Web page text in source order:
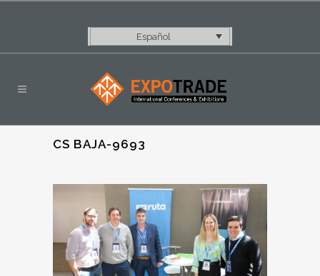
Español
CS BAJA-9693